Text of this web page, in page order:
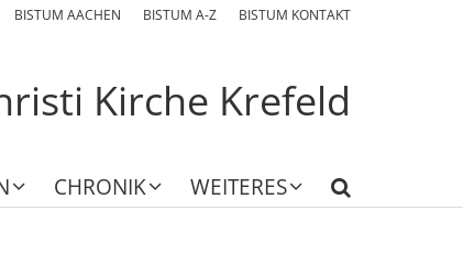
BISTUM AACHEN BISTUM A-Z BISTUM KONTAKT
Kirche Krefeld
CHRONIK WEITERES